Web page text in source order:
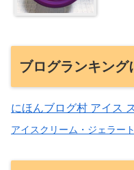
ブログランキング
にほんブログ村 アイス
アイスクリーム・ジェラー